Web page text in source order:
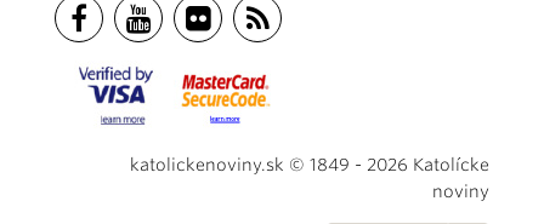
katolickenoviny.sk © 1849 - 2026 Katolícke
noviny